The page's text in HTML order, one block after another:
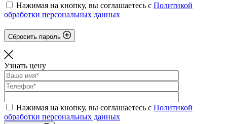
Нажимая на кнопку, вы соглашаетесь с Политикой
обработки персональных данных
Сбросить пароль
Узнать цену
Нажимая на кнопку, вы соглашаетесь с Политикой
обработки персональных данных